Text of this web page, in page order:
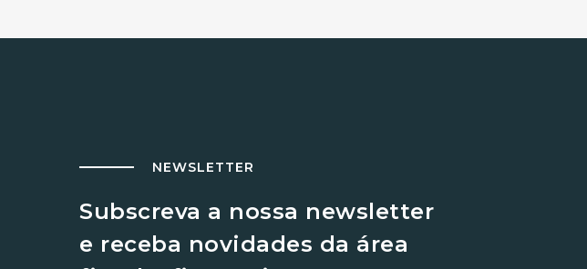
NEWSLETTER
Subscreva a nossa newsletter
e receba novidades da área